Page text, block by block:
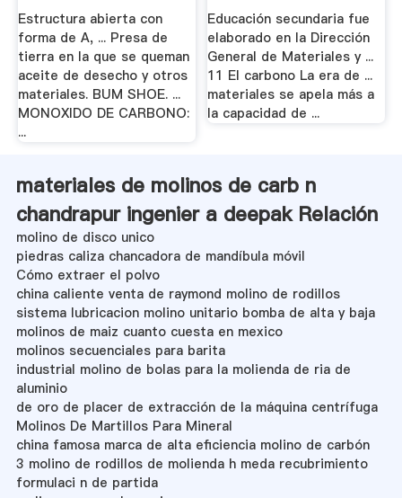
Estructura abierta con
forma de A, ... Presa de
tierra en la que se queman
aceite de desecho y otros
materiales. BUM SHOE. ...
MONOXIDO DE CARBONO:
...
Educación secundaria fue
elaborado en la Dirección
General de Materiales y ...
11 El carbono La era de ...
materiales se apela más a
la capacidad de ...
materiales de molinos de carb n
chandrapur ingenier a deepak Relación
molino de disco unico
piedras caliza chancadora de mandíbula móvil
Cómo extraer el polvo
china caliente venta de raymond molino de rodillos
sistema lubricacion molino unitario bomba de alta y baja
molinos de maiz cuanto cuesta en mexico
molinos secuenciales para barita
industrial molino de bolas para la molienda de ria de
aluminio
de oro de placer de extracción de la máquina centrífuga
Molinos De Martillos Para Mineral
china famosa marca de alta eficiencia molino de carbón
3 molino de rodillos de molienda h meda recubrimiento
formulaci n de partida